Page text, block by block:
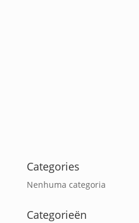
Categories
Nenhuma categoria
Categorieën